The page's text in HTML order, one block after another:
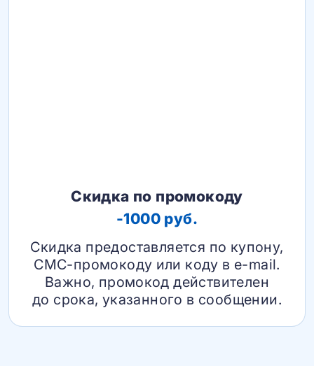
Скидка по промокоду
-1000 руб.
Скидка предоставляется по купону,
СМС-промокоду или коду в e-mail.
Важно, промокод действителен
до срока, указанного в сообщении.